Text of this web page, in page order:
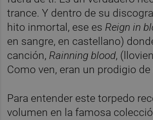
trance. Y dentro de su
hito inmortal, ese es Reign in
en sangre, en castellano)
canción, Rainning blood,
Como ven, eran un prodigio
Para entender este torpedo
volumen en la famosa